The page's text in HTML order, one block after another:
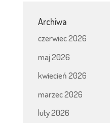
Archiwa
czerwiec 2026
maj 2026
kwiecień 2026
marzec 2026
luty 2026